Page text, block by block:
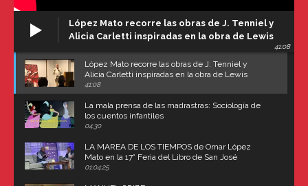
López Mato recorre las obras de J. Tenniel y
Alicia Carletti inspiradas en la obra de Lewis
41:08
López Mato recorre las obras de J. Tenniel y
Alicia Carletti inspiradas en la obra de Lewis
Carroll
41:08
La mala prensa de las madrastras: Sociología de
los cuentos infantiles
04:30
LA MAREA DE LOS TIEMPOS de Omar López
Mato en la 17° Feria del Libro de San José
(Uruguay)
01:04:25